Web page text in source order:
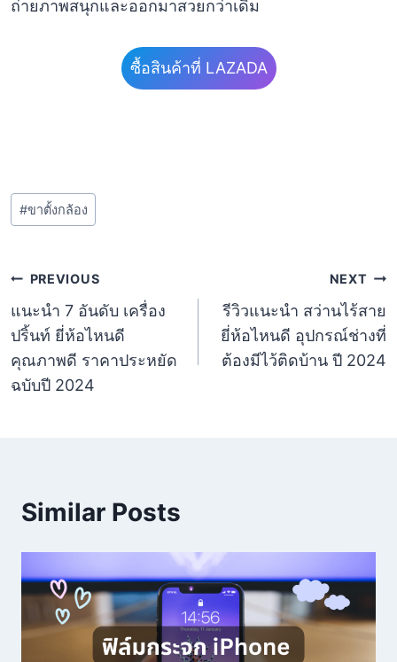
ถ่ายภาพสนุกและออกมาสวยกว่าเดิม
ซื้อสินค้าที่ LAZADA
Post
Tags:
#ขาตั้งกล้อง
แนะแนว
เรื่อง
PREVIOUS
แนะนำ 7 อันดับ เครื่อง
ปริ้นท์ ยี่ห้อไหนดี
คุณภาพดี ราคาประหยัด
ฉบับปี 2024
NEXT
รีวิวแนะนำ สว่านไร้สาย
ยี่ห้อไหนดี อุปกรณ์ช่างที่
ต้องมีไว้ติดบ้าน ปี 2024
Similar Posts